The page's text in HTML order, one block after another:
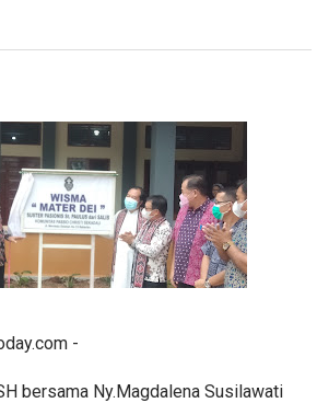
-
bersama Ny.Magdalena Susilawati